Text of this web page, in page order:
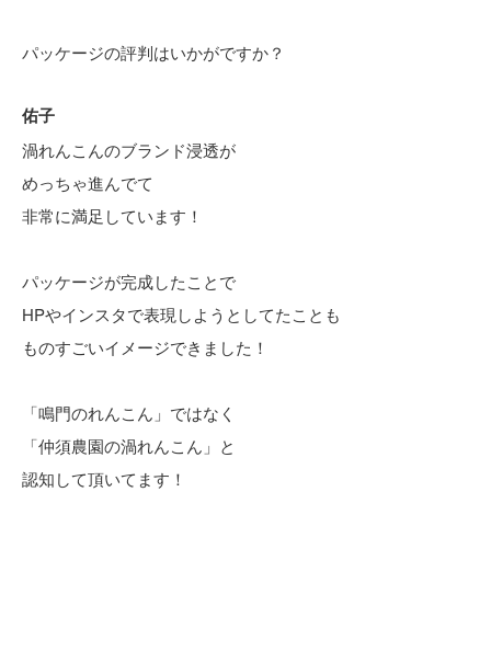
パッケージの評判はいかがですか？
佑子
渦れんこんのブランド浸透が
めっちゃ進んでて
非常に満足しています！
パッケージが完成したことで
HPやインスタで表現しようとしてたことも
ものすごいイメージできました！
「鳴門のれんこん」ではなく
「仲須農園の渦れんこん」と
認知して頂いてます！